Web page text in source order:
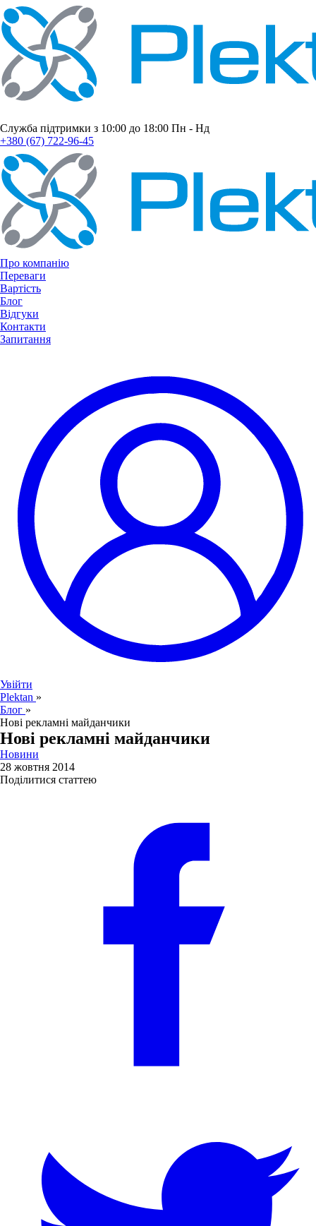
Служба підтримки з 10:00 до 18:00 Пн - Нд
+380 (67) 722-96-45
Про компанію
Переваги
Вартість
Блог
Відгуки
Контакти
Запитання
Увійти
Plektan »
Блог »
Нові рекламні майданчики
Нові рекламні майданчики
Новини
28 жовтня 2014
Поділитися статтею